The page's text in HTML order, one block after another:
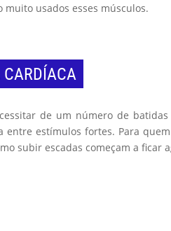
usados esses músculos.
de um número de
entre estímulos fortes. Para
subir escadas começam a